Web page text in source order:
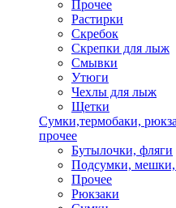
Прочее
Растирки
Скребок
Скрепки для лыж
Смывки
Утюги
Чехлы для лыж
Щетки
Сумки,термобаки,
прочее
Бутылочки, фляги
Подсумки, мешки,
Прочее
Рюкзаки